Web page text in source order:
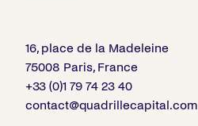
16, place de la Madeleine
75008 Paris, France
+33 (0)1 79 74 23 40
contact@quadrillecapital.com